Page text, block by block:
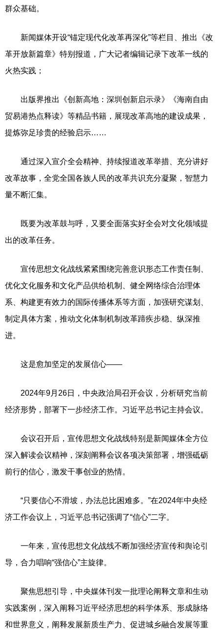
群众基础。
新闻媒体开设“锚定现代化改革再深化”等栏目、推出《改
革开放新篇章》特别报道，广大记者编辑记录下改革一线的
火热实践；
出版界推出《创新高地：深圳创新启示录》《海南自由
贸易港热点释读》等精品书籍，展现改革高地的建设成果，
提炼弥足珍贵的经验启示……
通过深入宣介全会精神、持续报道改革举措、充分讲好
改革故事，全党全国各族人民的改革共识充分凝聚，智慧力
量不断汇集。
既要为改革鼓与呼，又要全面落实好全会对文化领域提
出的改革任务。
宣传思想文化战线紧紧围绕完善意识形态工作责任制、
优化文化服务和文化产品供给机制、健全网络综合治理体
系、构建更有效力的国际传播体系等方面，加强研究谋划、
制定具体方案，推动文化体制机制改革蹄疾步稳、纵深推
进。
这是愈加坚定的发展信心——
2024年9月26日，中央政治局召开会议，分析研究当前
经济形势，部署下一步经济工作。习近平总书记主持会议。
会议召开后，宣传思想文化战线特别是新闻媒体全方位
深入解读会议精神，深刻阐释会议各项决策部署，增强砥砺
前行的信心，激发干事创业的热情。
“只要信心不滑坡，办法总比困难多。”在2024年中央经
济工作会议上，习近平总书记强调了“信心”二字。
一年来，宣传思想文化战线不断加强经济宣传和舆论引
导，合力唱响“强信心”主旋律。
聚焦思想引导，中央媒体刊发一批理论阐释文章和生动
实践案例，深入阐释习近平经济思想的科学体系、形成脉络
和世界意义，阐释发展新质生产力、促进城乡融合发展等重